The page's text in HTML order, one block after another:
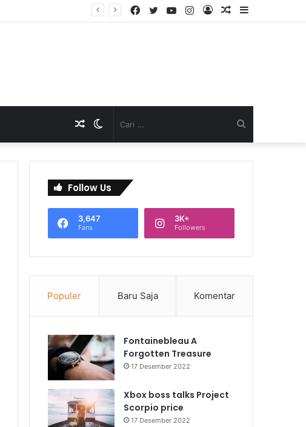
Sidebar
Artikel
Log
Instagram
YouTube
Twitter
Facebook
...
Switch
skin
Artikel
Acak
Follow Us
3,647
Fans
3K+
Followers
Populer Baru Saja Komentar
Fontainebleau A
Forgotten Treasure
17 Desember 2022
Xbox boss talks Project
Scorpio price
17 Desember 2022